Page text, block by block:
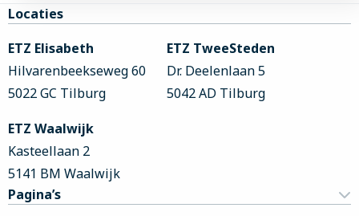
Site
footer
Locaties
ETZ Elisabeth
Hilvarenbeekseweg 60
5022 GC Tilburg
ETZ TweeSteden
Dr. Deelenlaan 5
5042 AD Tilburg
ETZ Waalwijk
Kasteellaan 2
5141 BM Waalwijk
Pagina’s